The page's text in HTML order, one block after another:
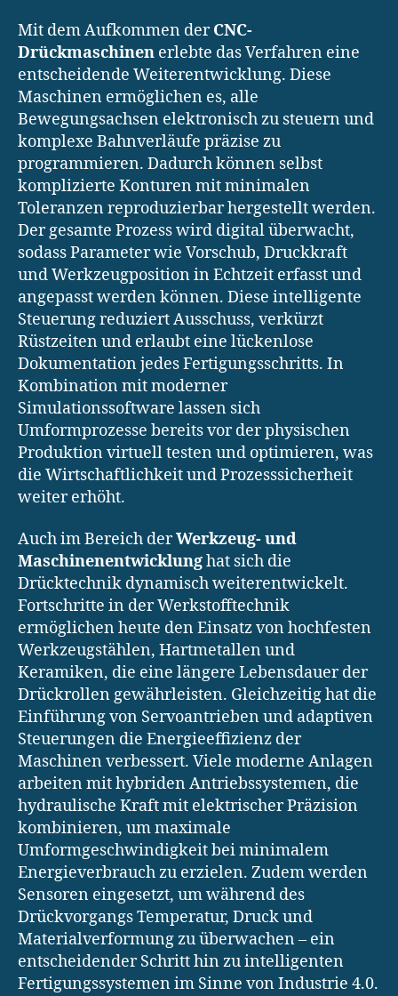
Mit dem Aufkommen derCNC-
Drückmaschinen erlebte das Verfahren eine
entscheidende Weiterentwicklung. Diese
Maschinen ermöglichen es, alle
Bewegungsachsen elektronisch zu steuern und
komplexe Bahnverläufe präzise zu
programmieren. Dadurch können selbst
komplizierte Konturen mit minimalen
Toleranzen reproduzierbar hergestellt werden.
Der gesamte Prozess wird digital überwacht,
sodass Parameter wie Vorschub, Druckkraft
und Werkzeugposition in Echtzeit erfasst und
angepasst werden können. Diese intelligente
Steuerung reduziert Ausschuss, verkürzt
Rüstzeiten und erlaubt eine lückenlose
Dokumentation jedes Fertigungsschritts. In
Kombination mit moderner
Simulationssoftware lassen sich
Umformprozesse bereits vor der physischen
Produktion virtuell testen und optimieren, was
die Wirtschaftlichkeit und Prozesssicherheit
weiter erhöht.
Auch im Bereich derWerkzeug- und
Maschinenentwicklunghat sich die
Drücktechnik dynamisch weiterentwickelt.
Fortschritte in der Werkstofftechnik
ermöglichen heute den Einsatz von hochfesten
Werkzeugstählen, Hartmetallen und
Keramiken, die eine längere Lebensdauer der
Drückrollen gewährleisten. Gleichzeitig hat die
Einführung von Servoantrieben und adaptiven
Steuerungen die Energieeffizienz der
Maschinen verbessert. Viele moderne Anlagen
arbeiten mit hybriden Antriebssystemen, die
hydraulische Kraft mit elektrischer Präzision
kombinieren, um maximale
Umformgeschwindigkeit bei minimalem
Energieverbrauch zu erzielen. Zudem werden
Sensoren eingesetzt, um während des
Drückvorgangs Temperatur, Druck und
Materialverformung zu überwachen – ein
entscheidender Schritt hin zu intelligenten
Fertigungssystemen im Sinne von Industrie 4.0.